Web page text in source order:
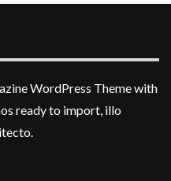
WordPress Theme with
ready to import, illo